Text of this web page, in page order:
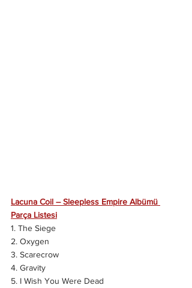
Lacuna Coil – Sleepless Empire Albümü
Parça Listesi
1. The Siege
2. Oxygen
3. Scarecrow
4. Gravity
5. I Wish You Were Dead